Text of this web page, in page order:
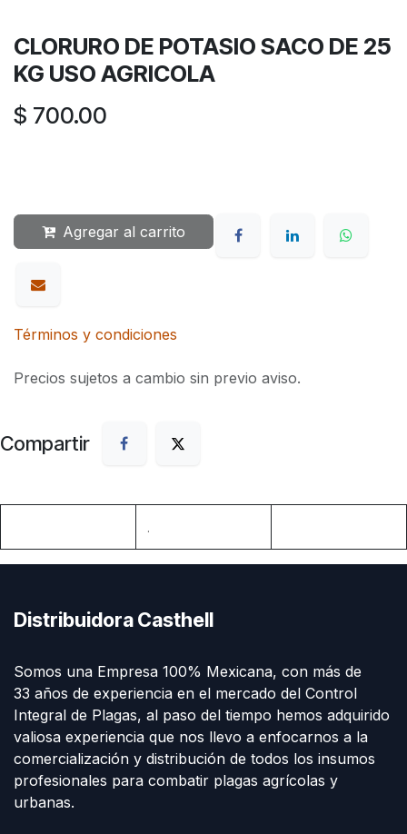
CLORURO DE POTASIO SACO DE 25
KG USO AGRICOLA
$ 700.00
Agregar al carrito
Términos y condiciones
Precios sujetos a cambio sin previo aviso.
Compartir
.
Distribuidora Casthell
Somos una Empresa 100% Mexicana, con más de
33 años de experiencia en el mercado del Control
Integral de Plagas, al paso del tiempo hemos adquirido
valiosa experiencia que nos llevo a enfocarnos a la
comercialización y distribución de todos los insumos
profesionales para combatir plagas agrícolas y
urbanas.